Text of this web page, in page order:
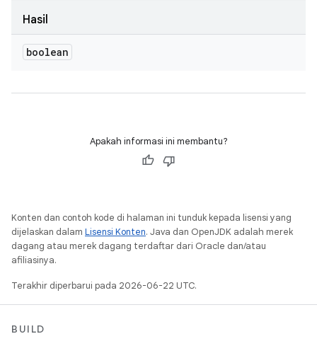
Hasil
boolean
Apakah informasi ini membantu?
Konten dan contoh kode di halaman ini tunduk kepada lisensi yang
dijelaskan dalam Lisensi Konten. Java dan OpenJDK adalah merek
dagang atau merek dagang terdaftar dari Oracle dan/atau
afiliasinya.
Terakhir diperbarui pada 2026-06-22 UTC.
BUILD